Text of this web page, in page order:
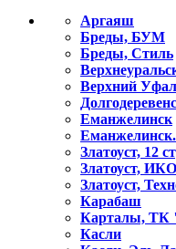
Аргаяш
Бреды, БУМ
Бреды, Стиль
Верхний
Еманжелинск
Златоуст, 12
Златоуст, ИКО
Златоуст,
Карабаш
Карталы, ТК
Касли